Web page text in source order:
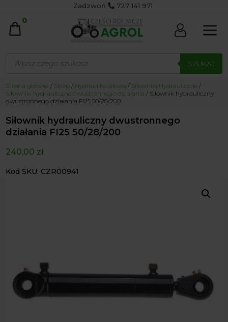
Zadzwoń 727 141 971
0
produktów SZUKAJ
Strona główna / Sklep / Hydraulika siłowa / Siłowniki Hydrauliczne /
Siłowniki hydrauliczne dwustronnego działania / Siłownik hydrauliczny
dwustronnego działania FI25 50/28/200
Siłownik hydrauliczny dwustronnego
działania FI25 50/28/200
240,00 zł
Kod SKU: CZR00941